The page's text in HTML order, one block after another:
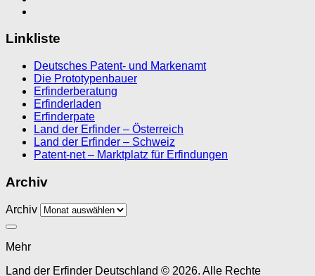
Linkliste
Deutsches Patent- und Markenamt
Die Prototypenbauer
Erfinderberatung
Erfinderladen
Erfinderpate
Land der Erfinder – Österreich
Land der Erfinder – Schweiz
Patent-net – Marktplatz für Erfindungen
Archiv
Archiv
Mehr
Land der Erfinder Deutschland © 2026. Alle Rechte